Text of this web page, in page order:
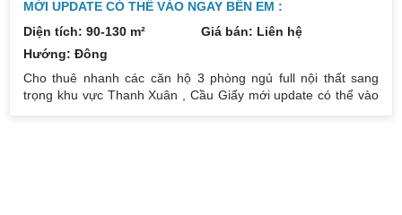
MỚI UPDATE CÓ THỂ VÀO NGAY BÊN EM :
Diện tích: 90-130 m²
Giá bán: Liên hệ
Hướng: Đông
Cho thuê nhanh các căn hộ 3 phòng ngủ full nội thất sang
trọng khu vực Thanh Xuân , Cầu Giấy mới update có thể vào